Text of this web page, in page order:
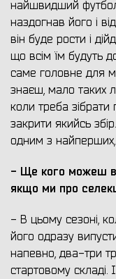
найшвидший
наздогнав його і
він буде рости і
що всім їм будуть
саме головне для
знаєш, мало таких
коли треба зібрати
закрити якийсь
одним з найперших,
- Ще кого можеш
якщо ми про
- В цьому сезоні,
його одразу
напевно, два-три
стартовому складі.